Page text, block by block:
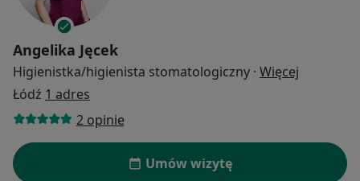
Angelika Jęcek
Higienistka/higienista stomatologiczny · Więcej
Łódź 1 adres
2 opinie
Umów wizytę